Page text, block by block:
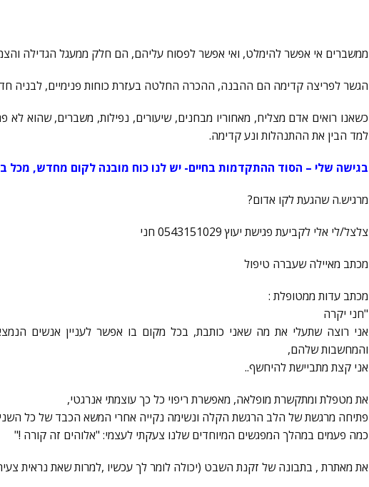
ממשברים אי אפשר להימלט, ואי אפשר לפסוח עליהם, הם חלק ממעגל הגדילה
הגשר לפריצה קדימה הם ההבנה, ההכרה החלטה בעזרת כוחות פנימיים, לבניה
כשאנו רואים אדם מצליח, מאחוריו מבחנים, שיעורים, נפילות, משברים, שהוא
למד הבין את ההתנהלות ונע קדימה.
בגישה שלי – הסוד ההתקדמות בחיים- יש לנו כוח מובנה לקום מחדש, מכל
מרגיש.ה שהגעת לקו אדום?
צלצל/לי אלי לקביעת פגישת יעוץ 0543151029 חני
מכתב מאיילה שעברה טיפול
מכתב עדות ממטופלת :
"חני יקרה
אני רוצה שתעלי את מה שאני כותבת, בכל מקום בו אפשר לעניין אנשים
והמחשבות שלהם,
אני קצת מתביישת להיחשף..
את מטפלת ומתקשרת מופלאה, מאפשרת ריפוי כל כך עוצמתי אנרגטי,
פתיחה מרגשת של הלב הרגשת הקלה ונשימה נקייה אחרי המשא הכבד של כל
כמה פעמים במהלך המפגשים המיוחדים שלנו צעקתי לעצמי: "אלוהים זה קורה !"
את מאתרת , בתבונה של זקנת השבט (יכולה לומר לך עכשיו ,למרות שאת נראית